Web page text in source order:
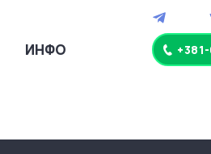
ИНФО